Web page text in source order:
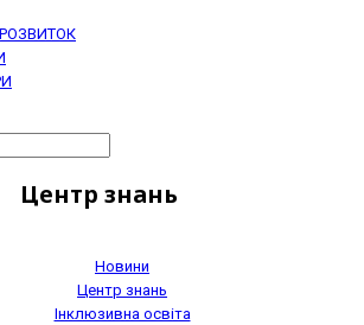
Центр знань
Новини
Центр знань
Інклюзивна освіта